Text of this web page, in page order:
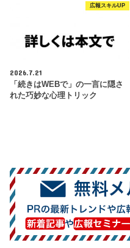
広報スキルUP
2026.7.21
「続きはWEBで」の一言に隠さ
れた巧妙な心理トリック